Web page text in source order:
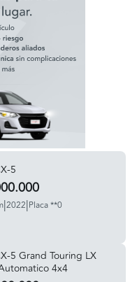
5
|2022|Placa **0
5 Grand Touring LX
4x4